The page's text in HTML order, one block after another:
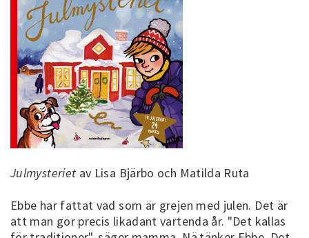
Julmysteriet av Lisa Bjärbo och Matilda Ruta
Ebbe har fattat vad som är grejen med julen. Det är
att man gör precis likadant vartenda år. "Det kallas